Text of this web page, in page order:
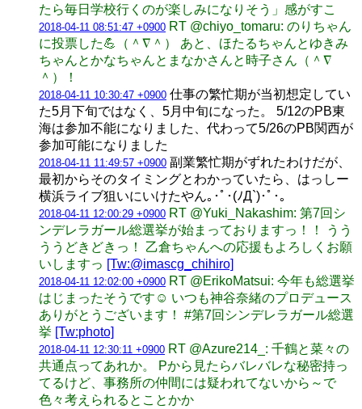
たら毎日学校行くのが楽しみになりそう」感がすこ
2018-04-11 08:51:47 +0900 RT @chiyo_tomaru: のりちゃん
に投票した💪（＾∇＾） あと、ほたるちゃんとゆきみ
ちゃんとかなちゃんとまなかさんと時子さん（＾∇
＾）！
2018-04-11 10:30:47 +0900 仕事の繁忙期が当初想定してい
た5月下旬ではなく、5月中旬になった。 5/12のPB東
海は参加不能になりました、代わって5/26のPB関西が
参加可能になりました
2018-04-11 11:49:57 +0900 副業繁忙期がずれたわけだが、
最初からそのタイミングとわかっていたら、はっしー
横浜ライブ狙いにいけたやん｡･ﾟ･(ﾉД`)･ﾟ･｡
2018-04-11 12:00:29 +0900 RT @Yuki_Nakashim: 第7回シ
ンデレラガール総選挙が始まっておりますっ！！ うう
ううどきどきっ！ 乙倉ちゃんへの応援もよろしくお願
いしますっ [Tw:@imascg_chihiro]
2018-04-11 12:02:00 +0900 RT @ErikoMatsui: 今年も総選挙
はじまったそうです☺️ いつも神谷奈緒のプロデュース
ありがとうございます！ #第7回シンデレラガール総選
挙 [Tw:photo]
2018-04-11 12:30:11 +0900 RT @Azure214_: 千鶴と菜々の
共通点ってあれか。 Pから見たらバレバレな秘密持っ
てるけど、事務所の仲間には疑われてないから～で
色々考えられるとことかか